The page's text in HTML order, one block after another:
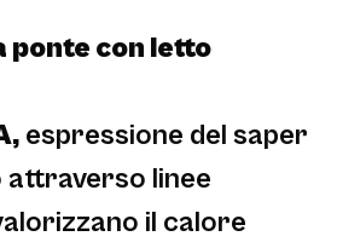
ponte con letto
espressione del saper
linee
il calore